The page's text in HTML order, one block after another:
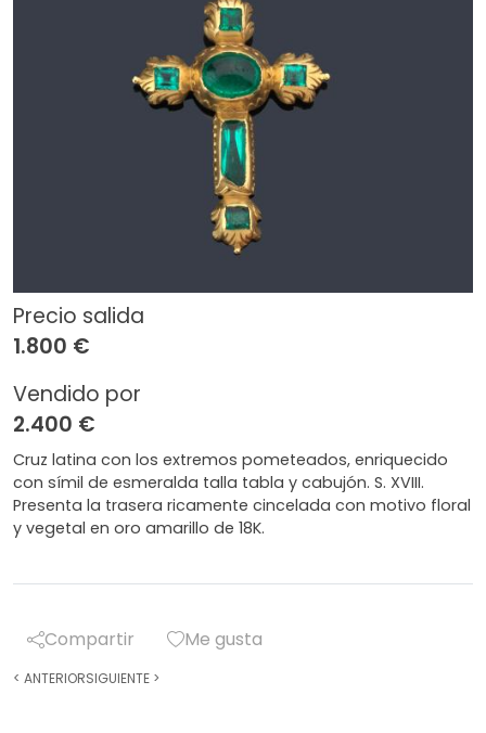
Precio salida
1.800 €
Vendido por
2.400 €
Cruz latina con los extremos pometeados, enriquecido
con símil de esmeralda talla tabla y cabujón. S. XVIII.
Presenta la trasera ricamente cincelada con motivo floral
y vegetal en oro amarillo de 18K.
Compartir Me gusta
< ANTERIORSIGUIENTE >